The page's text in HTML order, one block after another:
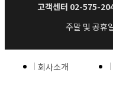
고객센터 02-575-
주말 및 공휴
회사소개